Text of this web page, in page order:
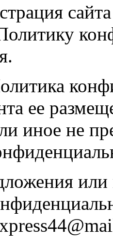
ее
иное не